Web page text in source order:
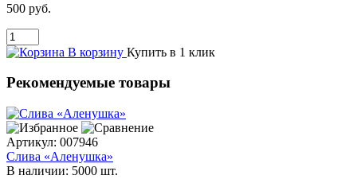
500 руб.
В корзину Купить в 1 клик
Рекомендуемые товары
Артикул: 007946
Слива «Аленушка»
В наличии: 5000 шт.